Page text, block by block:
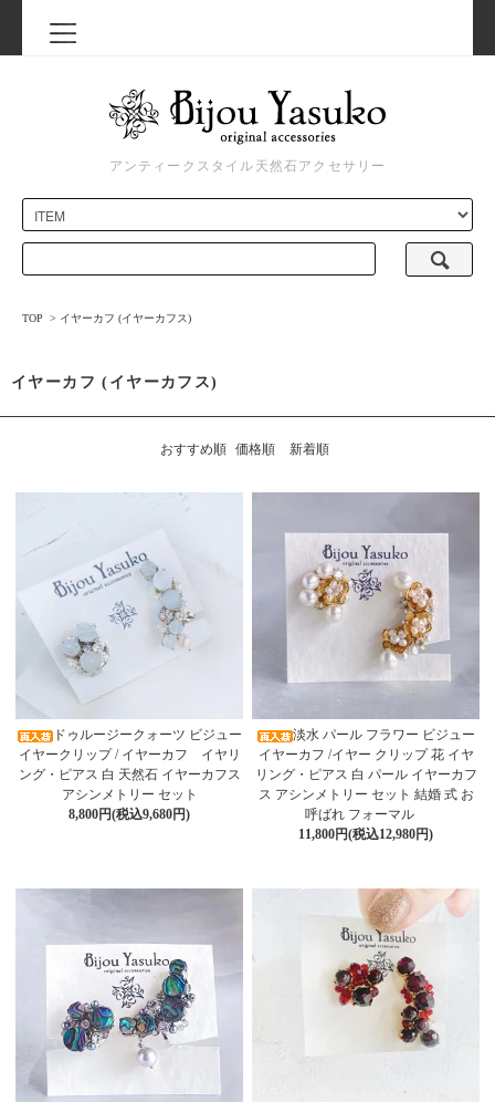
アンティークスタイル天然石アクセサリー
TOP > イヤーカフ (イヤーカフス)
イヤーカフ (イヤーカフス)
おすすめ順 価格順 新着順
ドゥルージークォーツ ビジュー
イヤークリップ / イヤーカフ イヤリ
ング・ピアス 白 天然石 イヤーカフス
アシンメトリー セット
8,800円(税込9,680円)
淡水 パール フラワー ビジュー
イヤーカフ /イヤー クリップ 花 イヤ
リング・ピアス 白 パール イヤーカフ
ス アシンメトリー セット 結婚 式 お
呼ばれ フォーマル
11,800円(税込12,980円)